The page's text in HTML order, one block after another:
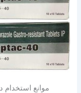
موانع استخدام